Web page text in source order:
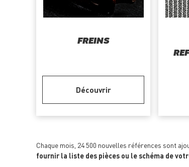
FREINS
Découvrir
Chaque mois, 24 500 nouvelles références sont
fournir la liste des pièces ou le schéma de